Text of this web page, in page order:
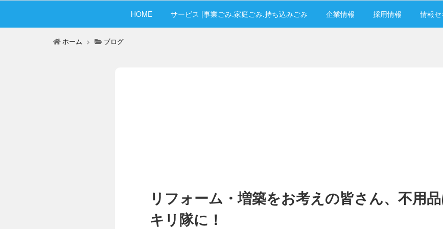
HOME サービス |事業ごみ.家庭ごみ.持ち込みごみ 企業情報 採用情報 情報
ホーム > ブログ
リフォーム・増築をお考えの皆さん、不用
キリ隊に！